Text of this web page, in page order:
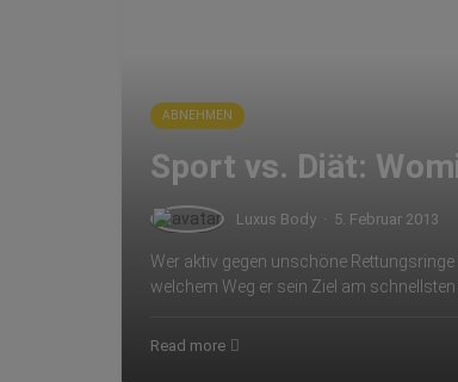
ABNEHMEN
Sport vs. Diät:
Luxus Body · 5. Februar 2013
Wer aktiv gegen unschöne
welchem Weg er sein Ziel am
Read more